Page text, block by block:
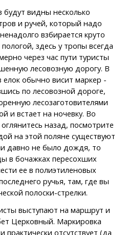
будут видны несколько
и ручей, который надо
взбирается круто
здесь у тропы всегда
через час пути туристы
лесовозную дорогу. В
обычно висит маркер -
по лесовозной дороге,
лесозаготовителями
и встает на ночевку. Во
назад, посмотрите
на этой поляне существуют
давно не было дождя, то
в бочажках пересохших
ее в полиэтиленовых
ручья, там, где вы
полоски-стрелки.
выступают на маршрут и
Церковный. Маркировка
практически отсутствует (да